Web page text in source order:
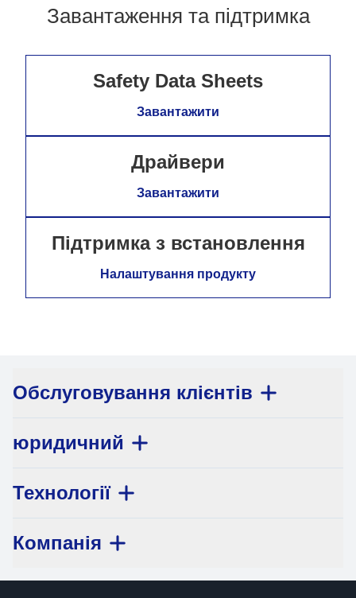
Завантаження та підтримка
Safety Data Sheets
Завантажити
Драйвери
Завантажити
Підтримка з встановлення
Налаштування продукту
Обслуговування клієнтів
юридичний
Технології
Компанія